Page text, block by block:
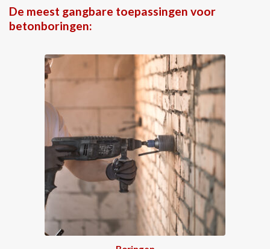
De meest gangbare toepassingen voor
betonboringen: